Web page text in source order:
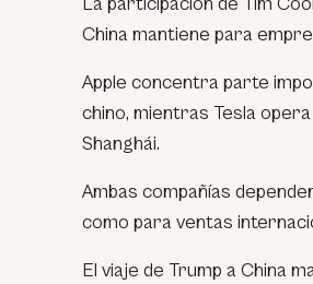
China mantiene para
Apple concentra parte
chino, mientras Tesla
Shanghái.
Ambas compañías
como para ventas
El viaje de Trump a China